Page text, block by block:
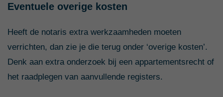
Eventuele overige kosten
Heeft de notaris extra werkzaamheden moeten
verrichten, dan zie je die terug onder ‘overige kosten’.
Denk aan extra onderzoek bij een appartementsrecht of
het raadplegen van aanvullende registers.